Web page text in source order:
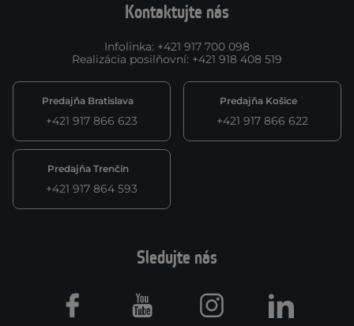
Kontaktujte nás
Infolinka: +421 917 700 098
Realizácia posilňovní: +421 918 408 519
Predajňa Bratislava
+421 917 866 623
Predajňa Košice
+421 917 866 622
Predajňa Trenčín
+421 917 864 593
Sledujte nás
Facebook Youtube Instagram LinkedIn